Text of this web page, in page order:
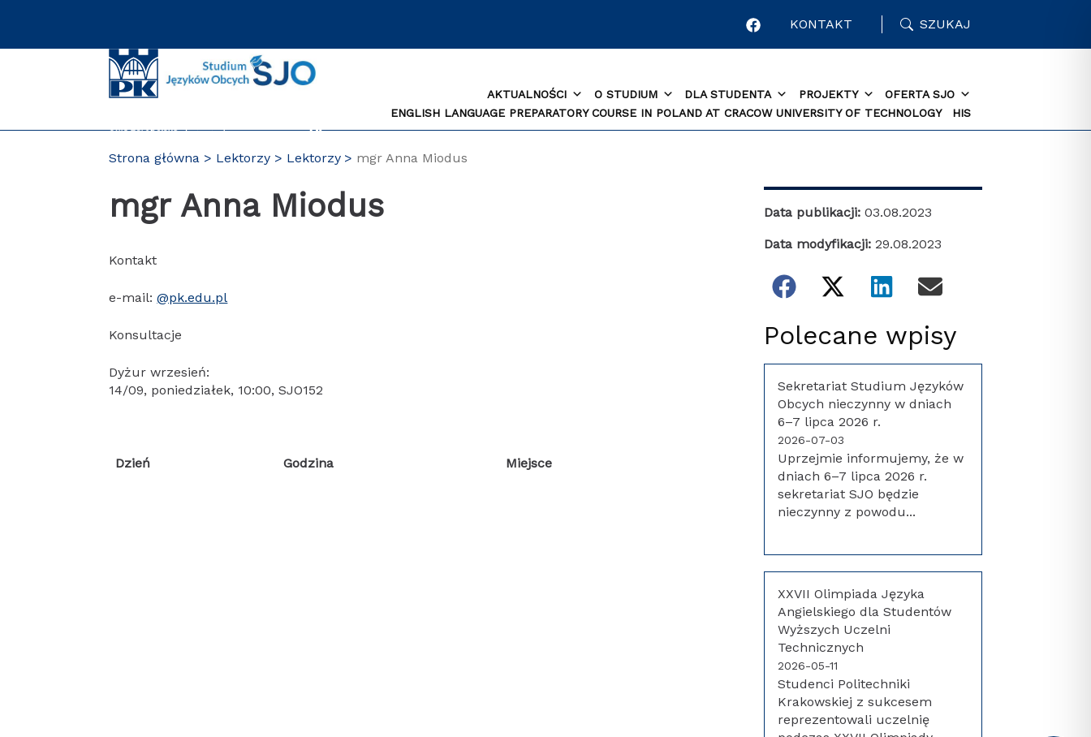
KONTAKT SZUKAJ
AKTUALNOŚCI O STUDIUM DLA STUDENTA PROJEKTY
OFERTA SJO
ENGLISH LANGUAGE PREPARATORY COURSE IN POLAND AT CRACOW UNIVERSITY OF TECHNOLOGY
HIS
Strona główna Lektorzy Lektorzy mgr Anna Miodus
mgr Anna Miodus
Kontakt
e-mail:@pk.edu.pl
Konsultacje
Dyżur wrzesień:
14/09, poniedziałek, 10:00, SJO152
Dzień Godzina Miejsce
Data publikacji: 03.08.2023
Data modyfikacji: 29.08.2023
Polecane wpisy
Sekretariat Studium Języków
Obcych nieczynny w dniach
6–7 lipca 2026 r.
2026-07-03
Uprzejmie informujemy, że w
dniach 6–7 lipca 2026 r.
sekretariat SJO będzie
nieczynny z powodu...
XXVII Olimpiada Języka
Angielskiego dla Studentów
Wyższych Uczelni
Technicznych
2026-05-11
Studenci Politechniki
Krakowskiej z sukcesem
reprezentowali uczelnię